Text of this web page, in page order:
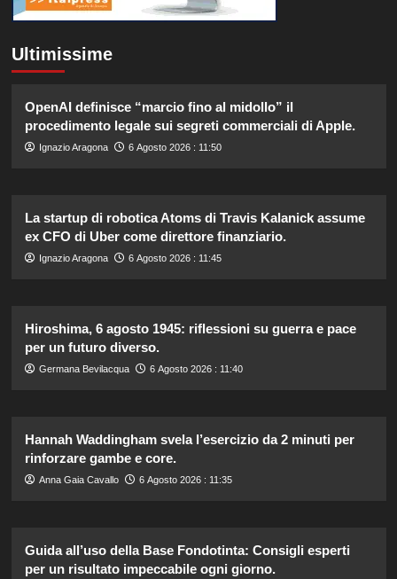
Ultimissime
OpenAI definisce “marcio fino al midollo” il
procedimento legale sui segreti commerciali di Apple.
Ignazio Aragona 6 Agosto 2026 : 11:50
La startup di robotica Atoms di Travis Kalanick assume
ex CFO di Uber come direttore finanziario.
Ignazio Aragona 6 Agosto 2026 : 11:45
Hiroshima, 6 agosto 1945: riflessioni su guerra e pace
per un futuro diverso.
Germana Bevilacqua 6 Agosto 2026 : 11:40
Hannah Waddingham svela l’esercizio da 2 minuti per
rinforzare gambe e core.
Anna Gaia Cavallo 6 Agosto 2026 : 11:35
Guida all’uso della Base Fondotinta: Consigli esperti
per un risultato impeccabile ogni giorno.